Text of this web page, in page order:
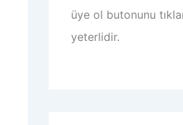
üye ol butonunu
yeterlidir.